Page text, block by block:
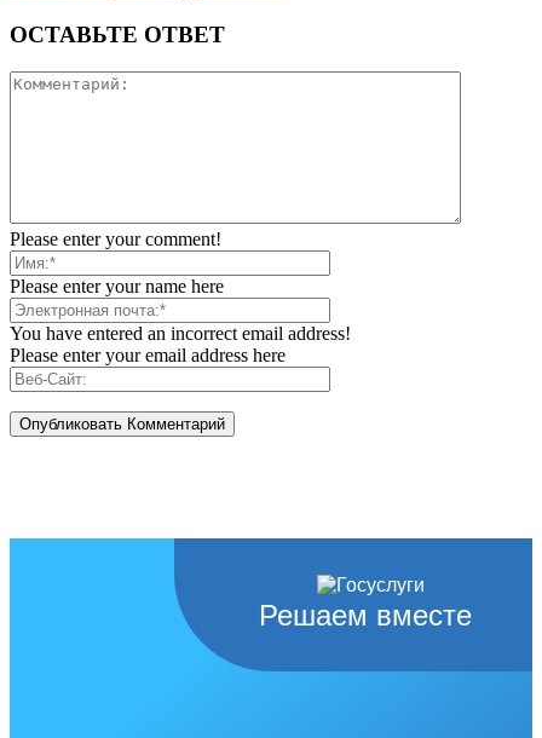
ОСТАВЬТЕ ОТВЕТ
Please enter your comment!
Please enter your name here
You have entered an incorrect email address!
Please enter your email address here
Решаем вместе